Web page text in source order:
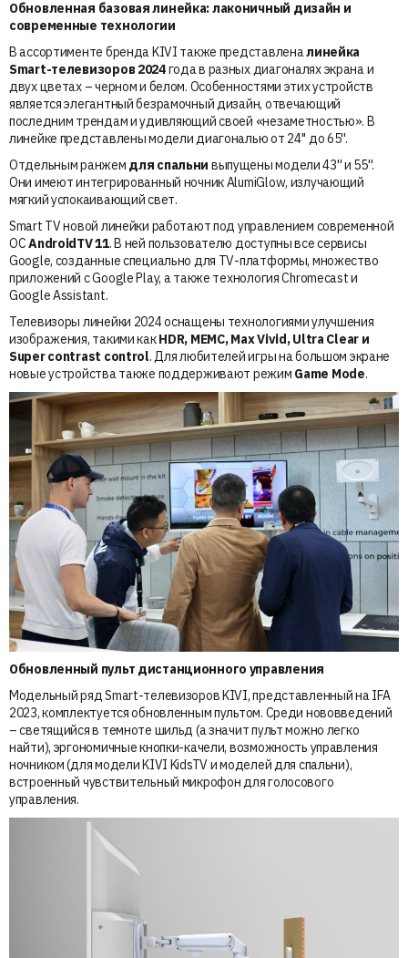
Обновленная базовая линейка: лаконичный дизайн и
современные технологии
В ассортименте бренда KIVI также представленалинейка
Smart-телевизоров 2024года в разных диагоналях экрана и
двух цветах – черном и белом. Особенностями этих устройств
является элегантный безрамочный дизайн, отвечающий
последним трендам и удивляющий своей «незаметностью». В
линейке представлены модели диагональю от 24'' до 65''.
Отдельным ранжем для спальни выпущены модели 43'' и 55''.
Они имеют интегрированный ночник AlumiGlow, излучающий
мягкий успокаивающий свет.
Smart TV новой линейки работают под управлением современной
ОСAndroidTV 11. В ней пользователю доступны все сервисы
Google, созданные специально для TV-платформы, множество
приложений с Google Play, а также технология Chromecast и
Google Assistant.
Телевизоры линейки 2024 оснащены технологиями улучшения
изображения, такими какHDR, MEMC, Max Vivid, Ultra Clear и
Super contrast control. Для любителей игры на большом экране
новые устройства также поддерживают режим Game Mode.
Обновленный пульт дистанционного управления
Модельный ряд Smart-телевизоров KIVI, представленный на IFA
2023, комплектуется обновленным пультом. Среди нововведений
– светящийся в темноте шильд (а значит пульт можно легко
найти), эргономичные кнопки-качели, возможность управления
ночником (для модели KIVI KidsTV и моделей для спальни),
встроенный чувствительный микрофон для голосового
управления.